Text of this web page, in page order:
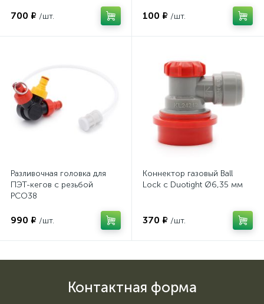
700 ₽ /шт. 100 ₽ /шт.
Разливочная головка для
ПЭТ-кегов с резьбой
PCO38
990 ₽ /шт.
Коннектор газовый Ball
Lock с Duotight Ø6,35 мм
370 ₽ /шт.
Контактная форма